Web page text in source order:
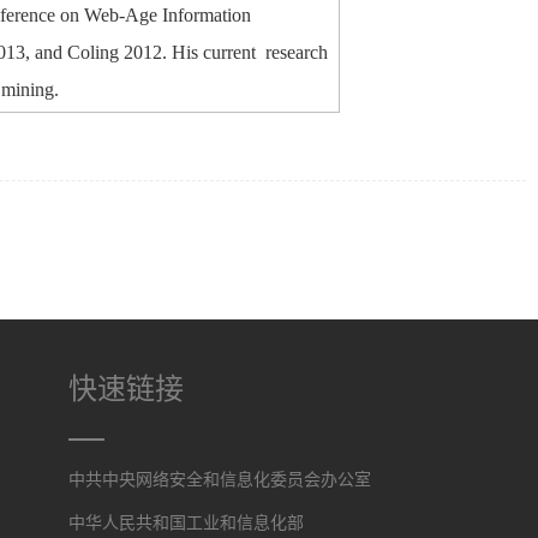
on Web-Age Information
and Coling 2012. His current research
快速链接
中共中央网络安全和信息化委员会办公室
中华人民共和国工业和信息化部